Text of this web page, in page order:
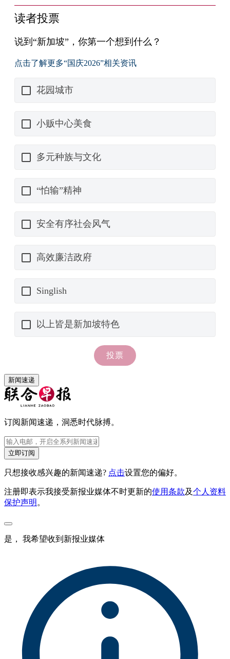
新闻速递
订阅新闻速递，洞悉时代脉搏。
立即订阅
只想接收感兴趣的新闻速递? 点击设置您的偏好。
注册即表示我接受新报业媒体不时更新的使用条款及个人资料
保护声明 。
是， 我希望收到新报业媒体